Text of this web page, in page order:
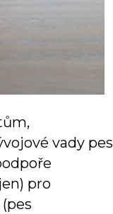
vady pes
pro